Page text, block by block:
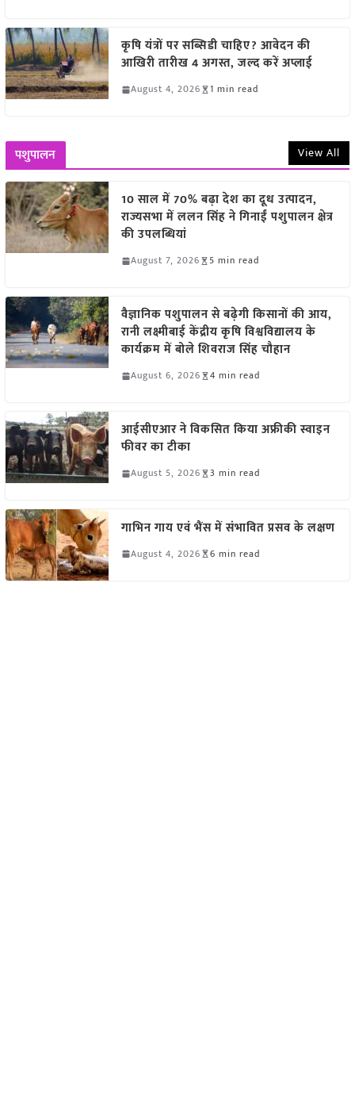
कृषि यंत्रों पर सब्सिडी चाहिए? आवेदन की
आखिरी तारीख 4 अगस्त, जल्द करें अप्लाई
August 4, 2026 1 min read
पशुपालन View All
10 साल में 70% बढ़ा देश का दूध उत्पादन,
राज्यसभा में ललन सिंह ने गिनाईं पशुपालन क्षेत्र
की उपलब्धियां
August 7, 2026 5 min read
वैज्ञानिक पशुपालन से बढ़ेगी किसानों की आय,
रानी लक्ष्मीबाई केंद्रीय कृषि विश्वविद्यालय के
कार्यक्रम में बोले शिवराज सिंह चौहान
August 6, 2026 4 min read
आईसीएआर ने विकसित किया अफ्रीकी स्वाइन
फीवर का टीका
August 5, 2026 3 min read
गाभिन गाय एवं भैंस में संभावित प्रसव के लक्षण
August 4, 2026 6 min read